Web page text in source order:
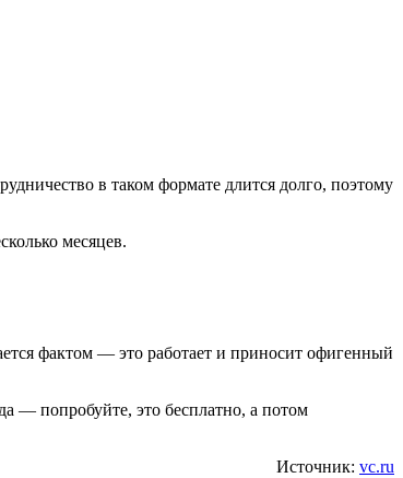
в таком формате длится долго, поэтому
месяцев.
фактом — это работает и приносит офигенный
— попробуйте, это бесплатно, а потом
Источник: vc.ru